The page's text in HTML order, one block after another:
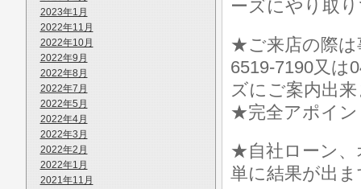
2023年1月
2022年11月
2022年10月
2022年9月
2022年8月
2022年7月
2022年5月
2022年4月
2022年3月
2022年2月
2022年1月
2021年11月
ーズにやり取
★ご来店の際は
6519-7190又は
ズにご案内出
★完全アポイ
★自社ローン、
単に結果が出